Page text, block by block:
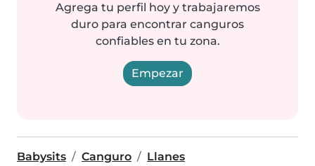
Agrega tu perfil hoy y trabajaremos
duro para encontrar canguros
confiables en tu zona.
Empezar
Babysits Canguro Llanes